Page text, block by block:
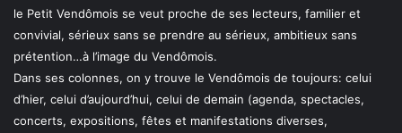
le Petit Vendômois se veut proche de ses lecteurs, familier et
convivial, sérieux sans se prendre au sérieux, ambitieux sans
prétention…à l’image du Vendômois.
Dans ses colonnes, on y trouve le Vendômois de toujours: celui
d’hier, celui d’aujourd’hui, celui de demain (agenda, spectacles,
concerts, expositions, fêtes et manifestations diverses,